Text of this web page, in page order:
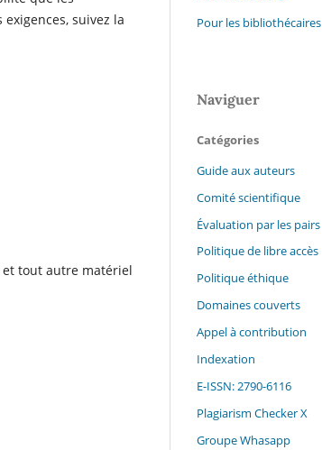
suivez la
tout autre matériel
Pour les bibliothécaires
Naviguer
Catégories
Guide aux auteurs
Comité scientifique
Évaluation par les pairs
Politique de libre accès
Politique éthique
Domaines couverts
Appel à contribution
Indexation
E-ISSN: 2790-6116
Plagiarism Checker X
Groupe Whasapp